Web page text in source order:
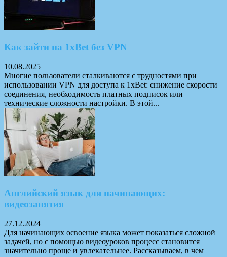
Как зайти на 1xBet без VPN
10.08.2025
Многие пользователи сталкиваются с трудностями при
использовании VPN для доступа к 1xBet: снижение скорости
соединения, необходимость платных подписок или
технические сложности настройки. В этой...
Английский язык для начинающих:
видеозанятия
27.12.2024
Для начинающих освоение языка может показаться сложной
задачей, но с помощью видеоуроков процесс становится
значительно проще и увлекательнее. Рассказываем, в чем